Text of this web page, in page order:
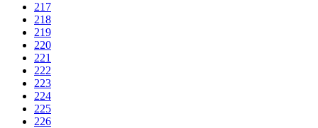
217
218
219
220
221
222
223
224
225
226